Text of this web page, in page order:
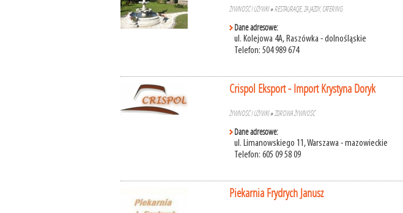
ŻYWNOŚĆ I UŻYWKI»RESTAURACJE, ZAJAZDY, CATERING
Dane adresowe:
ul. Kolejowa 4A, Raszówka - dolnośląskie
Telefon: 504 989 674
Crispol Eksport - Import Krystyna Doryk
ŻYWNOŚĆ I UŻYWKI»ZDROWA ŻYWNOŚĆ
Dane adresowe:
ul. Limanowskiego 11, Warszawa - mazowieckie
Telefon: 605 09 58 09
Piekarnia Frydrych Janusz